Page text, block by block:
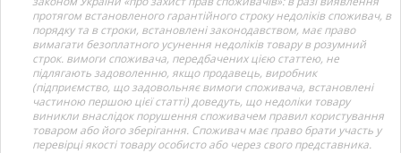
протягом встановленого гарантійного строку недоліків споживач, в
порядку та в строки, встановлені законодавством, має право
вимагати безоплатного усунення недоліків товару в розумний
строк. вимоги споживача, передбачених цією статтею, не
підлягають задоволенню, якщо продавець, виробник
(підприємство, що задовольняє вимоги споживача, встановлені
частиною першою цієї статті) доведуть, що недоліки товару
виникли внаслідок порушення споживачем правил користування
товаром або його зберігання. Споживач має право брати участь у
перевірці якості товару особисто або через свого представника.